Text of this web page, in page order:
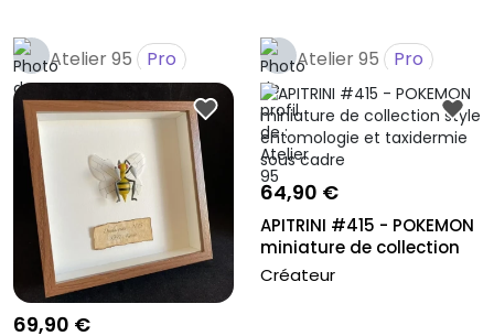
Atelier 95 Pro
69,90 €
Atelier 95 Pro
64,90 €
APITRINI #415 - POKEMON
miniature de collection
st...
Créateur